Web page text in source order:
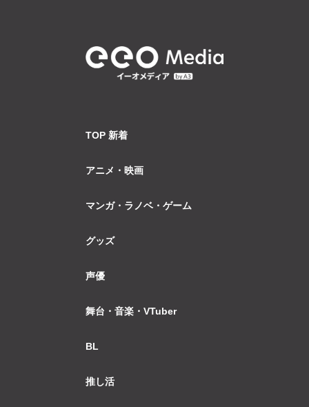
TOP 新着
アニメ・映画
マンガ・ラノベ・ゲーム
グッズ
声優
舞台・音楽・VTuber
BL
推し活